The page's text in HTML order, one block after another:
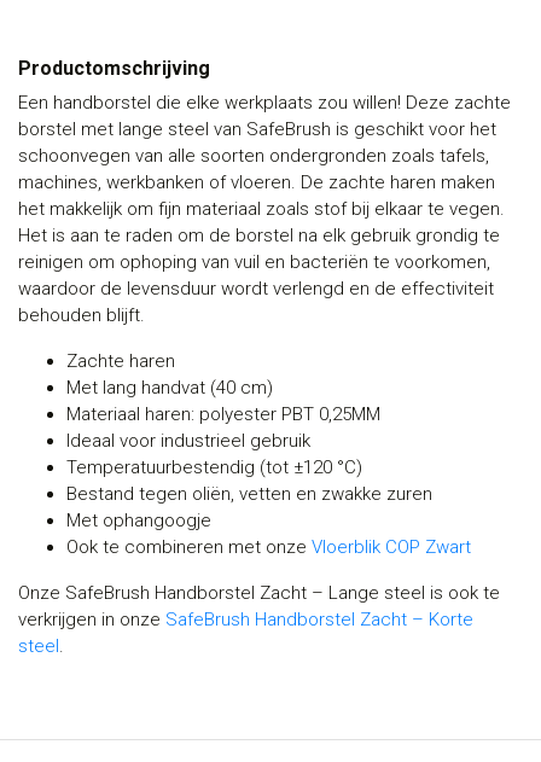
Productomschrijving
Een handborstel die elke werkplaats zou willen! Deze zachte
borstel met lange steel van SafeBrush is geschikt voor het
schoonvegen van alle soorten ondergronden zoals tafels,
machines, werkbanken of vloeren. De zachte haren maken
het makkelijk om fijn materiaal zoals stof bij elkaar te vegen.
Het is aan te raden om de borstel na elk gebruik grondig te
reinigen om ophoping van vuil en bacteriën te voorkomen,
waardoor de levensduur wordt verlengd en de effectiviteit
behouden blijft.
Zachte haren
Met lang handvat (40 cm)
Materiaal haren: polyester PBT 0,25MM
Ideaal voor industrieel gebruik
Temperatuurbestendig (tot ±120 °C)
Bestand tegen oliën, vetten en zwakke zuren
Met ophangoogje
Ook te combineren met onze Vloerblik COP Zwart
Onze SafeBrush Handborstel Zacht – Lange steel is ook te
verkrijgen in onze SafeBrush Handborstel Zacht – Korte
steel